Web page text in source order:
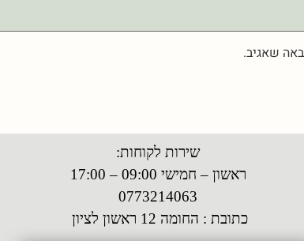
שאגיב.
שירות לקוחות:
ראשון – חמישי 09:00 – 17:00
0773214063
כתובת : החומה 12 ראשון לציון